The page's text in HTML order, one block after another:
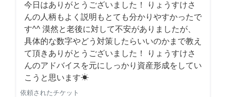
今日はありがとうございました！ りょうすけさ
んの人柄もよく説明もとても分かりやすかったで
す^^ 漠然と老後に対して不安がありましたが、
具体的な数字やどう対策したらいいのかまで教え
て頂きありがとうございました！ りょうすけさ
んのアドバイスを元にしっかり資産形成をしてい
こうと思います☀︎
依頼されたチケット